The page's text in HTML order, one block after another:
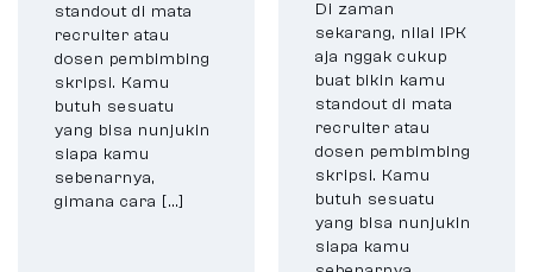
standout di mata
recruiter atau
dosen pembimbing
skripsi. Kamu
butuh sesuatu
yang bisa nunjukin
siapa kamu
sebenarnya,
gimana cara […]
Di zaman
sekarang, nilai IPK
aja nggak cukup
buat bikin kamu
standout di mata
recruiter atau
dosen pembimbing
skripsi. Kamu
butuh sesuatu
yang bisa nunjukin
siapa kamu